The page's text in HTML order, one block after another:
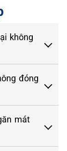
không
đóng
mát